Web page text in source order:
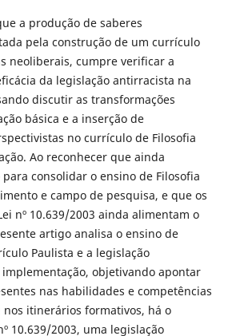
a produção de saberes
pela construção de um currículo
neoliberais, cumpre verificar a
da legislação antirracista na
discutir as transformações
básica e a inserção de
no currículo de Filosofia
Ao reconhecer que ainda
consolidar o ensino de Filosofia
e campo de pesquisa, e que os
nº 10.639/2003 ainda alimentam o
artigo analisa o ensino de
Paulista e a legislação
objetivando apontar
nas habilidades e competências
itinerários formativos, há o
10.639/2003, uma legislação